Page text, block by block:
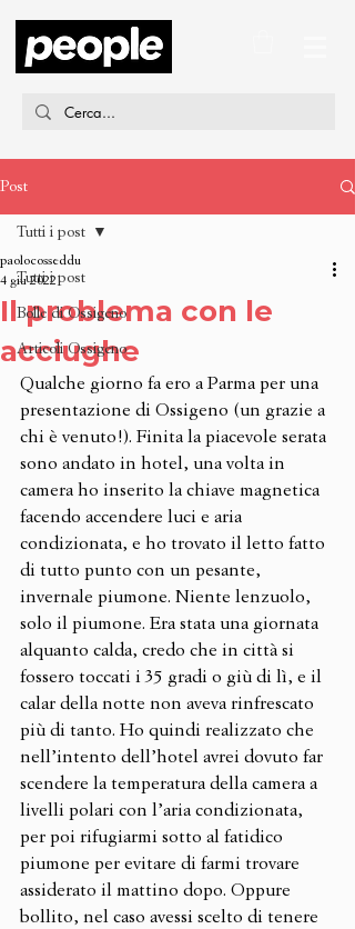
Post
Tutti i post
Bolle di Ossigeno
Articoli Ossigeno
Tutti i post
Il problema con le
acciughe
paolocosseddu
4 giu 2022
Qualche giorno fa ero a Parma per una
presentazione di Ossigeno (un grazie a
chi è venuto!). Finita la piacevole serata
sono andato in hotel, una volta in
camera ho inserito la chiave magnetica
facendo accendere luci e aria
condizionata, e ho trovato il letto fatto
di tutto punto con un pesante,
invernale piumone. Niente lenzuolo,
solo il piumone. Era stata una giornata
alquanto calda, credo che in città si
fossero toccati i 35 gradi o giù di lì, e il
calar della notte non aveva rinfrescato
più di tanto. Ho quindi realizzato che
nell’intento dell’hotel avrei dovuto far
scendere la temperatura della camera a
livelli polari con l’aria condizionata,
per poi rifugiarmi sotto al fatidico
piumone per evitare di farmi trovare
assiderato il mattino dopo. Oppure
bollito, nel caso avessi scelto di tenere